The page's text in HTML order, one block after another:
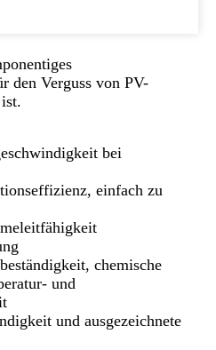
den Verguss von PV-
bei
einfach zu
chemische
und
und ausgezeichnete